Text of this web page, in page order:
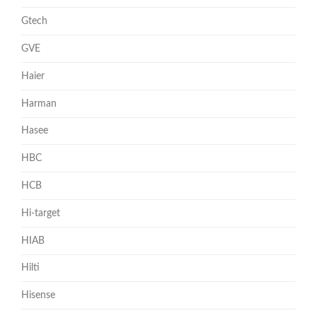
Gtech
GVE
Haier
Harman
Hasee
HBC
HCB
Hi-target
HIAB
Hilti
Hisense